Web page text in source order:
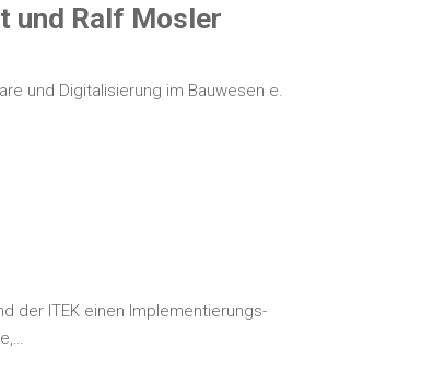
und Ralf Mosler
und Digi­ta­li­sie­rung im Bau­we­sen e.
der ITEK einen Imple­men­tie­rungs-